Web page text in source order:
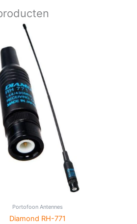
Portofoon Antennes
Diamond RH-771